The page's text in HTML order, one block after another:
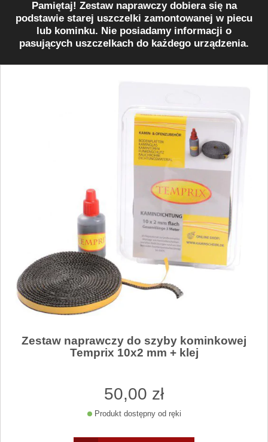
Pamiętaj! Zestaw naprawczy dobiera się na
podstawie starej uszczelki zamontowanej w piecu
lub kominku. Nie posiadamy informacji o
pasujących uszczelkach do każdego urządzenia.
Zestaw naprawczy do szyby kominkowej
Temprix 10x2 mm + klej
50,00 zł
Produkt dostępny od ręki